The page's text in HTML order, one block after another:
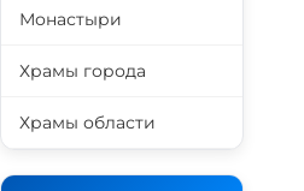
Монастыри
Храмы города
Храмы области